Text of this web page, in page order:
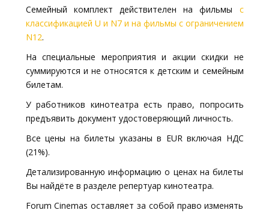
Семейный комплект действителен на фильмы с
классификацией U и N7 и на фильмы с ограничением
N12.
На специальные мероприятия и акции скидки не
суммируются и не относятся к детским и семейным
билетам.
У работников кинотеатра есть право, попросить
предъявить документ удостоверяющий личность.
Все цены на билеты указаны в EUR включая НДС
(21%).
Детализированную информацию о ценах на билеты
Вы найдёте в разделе репертуар кинотеатра.
Forum Cinemas оставляет за собой право изменять